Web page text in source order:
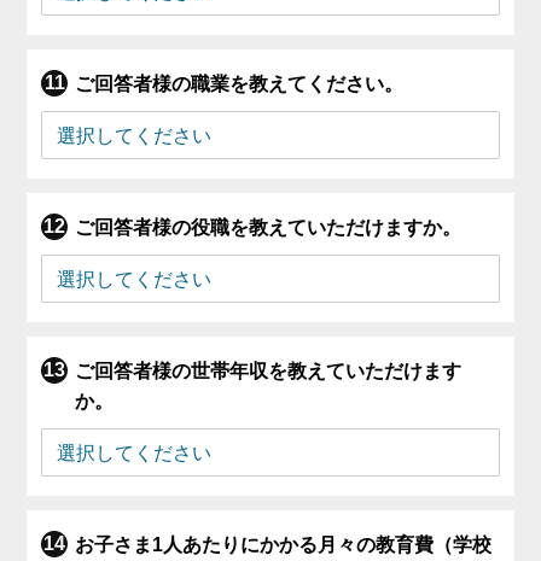
ご回答者様の職業を教えてください。
ご回答者様の役職を教えていただけますか。
ご回答者様の世帯年収を教えていただけます
か。
お子さま1人あたりにかかる月々の教育費（学校